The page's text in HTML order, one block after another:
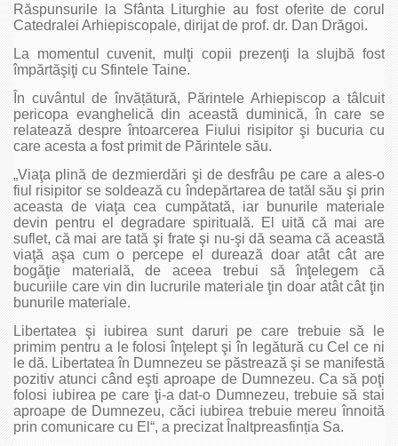
Răspunsurile la Sfânta Liturghie au fost oferite de corul
Catedralei Arhiepiscopale, dirijat de prof. dr. Dan Drăgoi.
La momentul cuvenit, mulţi copii prezenţi la slujbă fost
împărtăşiţi cu Sfintele Taine.
În cuvântul de învățătură, Părintele Arhiepiscop a tâlcuit
pericopa evanghelică din această duminică, în care se
relatează despre întoarcerea Fiului risipitor şi bucuria cu
care acesta a fost primit de Părintele său.
„Viaţa plină de dezmierdări şi de desfrâu pe care a ales-o
fiul risipitor se soldează cu îndepărtarea de tatăl său şi prin
aceasta de viaţa cea cumpătată, iar bunurile materiale
devin pentru el degradare spirituală. El uită că mai are
suflet, că mai are tată şi frate şi nu-şi dă seama că această
viaţă aşa cum o percepe el durează doar atât cât are
bogăţie materială, de aceea trebui să înţelegem că
bucuriile care vin din lucrurile materiale ţin doar atât cât ţin
bunurile materiale.
Libertatea şi iubirea sunt daruri pe care trebuie să le
primim pentru a le folosi înţelept şi în legătură cu Cel ce ni
le dă. Libertatea în Dumnezeu se păstrează şi se manifestă
pozitiv atunci când eşti aproape de Dumnezeu. Ca să poţi
folosi iubirea pe care ţi-a dat-o Dumnezeu, trebuie să stai
aproape de Dumnezeu, căci iubirea trebuie mereu înnoită
prin comunicare cu El“, a precizat Înaltpreasfinția Sa.